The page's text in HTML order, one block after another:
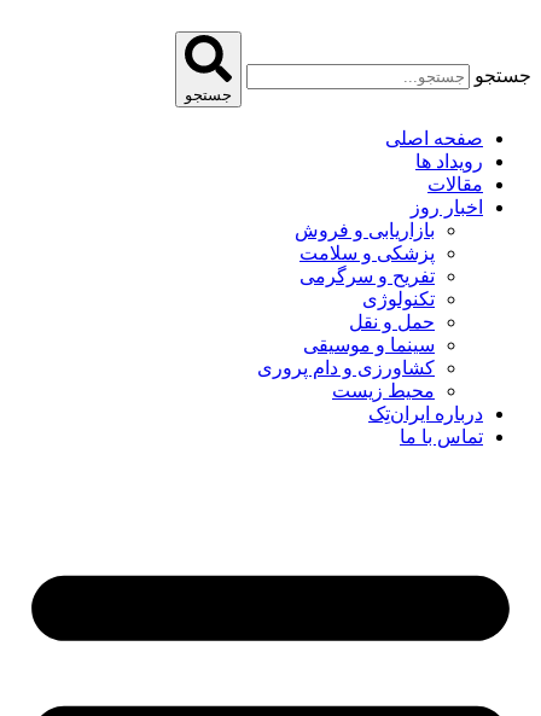
جستجو
جستجو
صفحه اصلی
رویداد ها
مقالات
اخبار روز
بازاریابی و فروش
پزشکی و سلامت
تفریح و سرگرمی
تکنولوژی
حمل و نقل
سینما و موسیقی
کشاورزی و دام پروری
محیط زیست
درباره ایران‌تِک
تماس با ما